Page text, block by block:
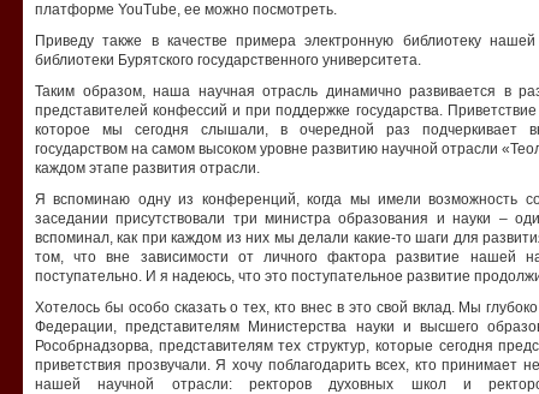
платформе YouTube, ее можно посмотреть.
Приведу также в качестве примера электронную библиотеку
библиотеки Бурятского государственного университета.
Таким образом, наша научная отрасль динамично развивается в
представителей конфессий и при поддержке государства.
которое мы сегодня слышали, в очередной раз подчеркивает
государством на самом высоком уровне развитию научной отрасли
каждом этапе развития отрасли.
Я вспоминаю одну из конференций, когда мы имели возможность
заседании присутствовали три министра образования и науки –
вспоминал, как при каждом из них мы делали какие-то шаги для
том, что вне зависимости от личного фактора развитие нашей
поступательно. И я надеюсь, что это поступательное развитие
Хотелось бы особо сказать о тех, кто внес в это свой вклад. Мы
Федерации, представителям Министерства науки и высшего
Рособрнадзорва, представителям тех структур, которые сегодня
приветствия прозвучали. Я хочу поблагодарить всех, кто принимает
нашей научной отрасли: ректоров духовных школ и